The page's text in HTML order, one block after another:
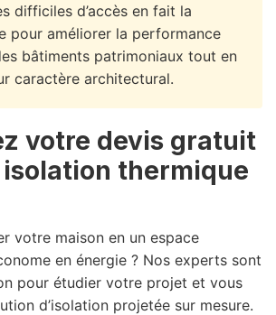
difficiles d’accès en fait la
pour améliorer la performance
bâtiments patrimoniaux tout en
caractère architectural.
votre devis gratuit
thermique
votre maison en un espace
en énergie ? Nos experts sont
pour étudier votre projet et vous
d’isolation projetée sur mesure.